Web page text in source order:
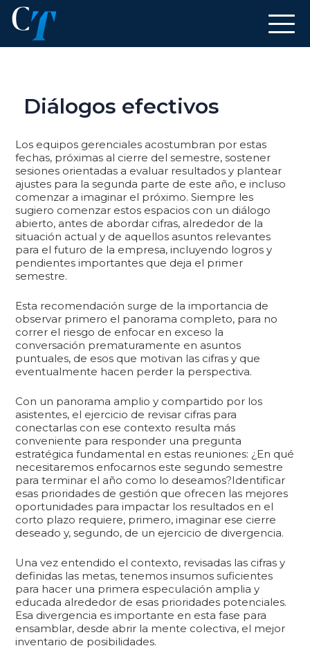
Diálogos efectivos
Los equipos gerenciales acostumbran por estas
fechas, próximas al cierre del semestre, sostener
sesiones orientadas a evaluar resultados y plantear
ajustes para la segunda parte de este año, e incluso
comenzar a imaginar el próximo. Siempre les
sugiero comenzar estos espacios con un diálogo
abierto, antes de abordar cifras, alrededor de la
situación actual y de aquellos asuntos relevantes
para el futuro de la empresa, incluyendo logros y
pendientes importantes que deja el primer
semestre.
Esta recomendación surge de la importancia de
observar primero el panorama completo, para no
correr el riesgo de enfocar en exceso la
conversación prematuramente en asuntos
puntuales, de esos que motivan las cifras y que
eventualmente hacen perder la perspectiva.
Con un panorama amplio y compartido por los
asistentes, el ejercicio de revisar cifras para
conectarlas con ese contexto resulta más
conveniente para responder una pregunta
estratégica fundamental en estas reuniones: ¿En qué
necesitaremos enfocarnos este segundo semestre
para terminar el año como lo deseamos?Identificar
esas prioridades de gestión que ofrecen las mejores
oportunidades para impactar los resultados en el
corto plazo requiere, primero, imaginar ese cierre
deseado y, segundo, de un ejercicio de divergencia.
Una vez entendido el contexto, revisadas las cifras y
definidas las metas, tenemos insumos suficientes
para hacer una primera especulación amplia y
educada alrededor de esas prioridades potenciales.
Esa divergencia es importante en esta fase para
ensamblar, desde abrir la mente colectiva, el mejor
inventario de posibilidades.